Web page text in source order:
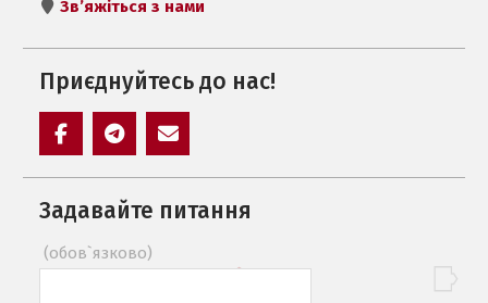
Зв’яжіться з нами
Приєднуйтесь до нас!
Задавайте питання
(обов`язково)